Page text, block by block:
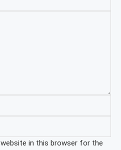
website in this browser for the